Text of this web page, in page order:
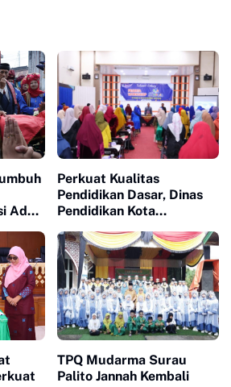
Adat
Perkuat Kualitas
Pendidikan Dasar, Dinas
Pendidikan Kota
Program BerNALAR
TPQ Mudarma Surau
Palito Jannah Kembali